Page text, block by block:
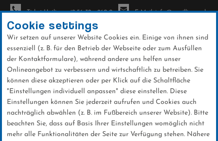
Direkt
zum
Inhalt
Ticket-Hotline: +49 56 32 - 960-0 E-Mail: info@sc-willingen.de
News
Cookie settings
Wir setzen auf unserer Website Cookies ein. Einige von ihnen sind
essenziell (z. B. für den Betrieb der Webseite oder zum Ausfüllen
der Kontaktformulare), während andere uns helfen unser
Onlineangebot zu verbessern und wirtschaftlich zu betreiben. Sie
können diese akzeptieren oder per Klick auf die Schaltfläche
"Einstellungen individuell anpassen" diese einstellen. Diese
Einstellungen können Sie jederzeit aufrufen und Cookies auch
nachträglich abwählen (z. B. im Fußbereich unserer Website). Bitte
beachten Sie, dass auf Basis Ihrer Einstellungen womöglich nicht
mehr alle Funktionalitäten der Seite zur Verfügung stehen. Nähere